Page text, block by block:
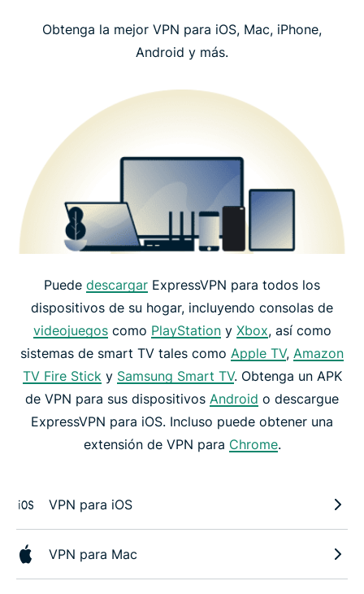
Obtenga la mejor VPN para iOS, Mac, iPhone,
Android y más.
Puede descargar ExpressVPN para todos los
dispositivos de su hogar, incluyendo consolas de
videojuegoscomo PlayStationy Xbox, así como
sistemas de smart TV tales como Apple TV, Amazon
TV Fire Stick y Samsung Smart TV. Obtenga un APK
de VPN para sus dispositivos Android o descargue
ExpressVPN para iOS. Incluso puede obtener una
extensión de VPN para Chrome.
VPN para iOS
VPN para Mac